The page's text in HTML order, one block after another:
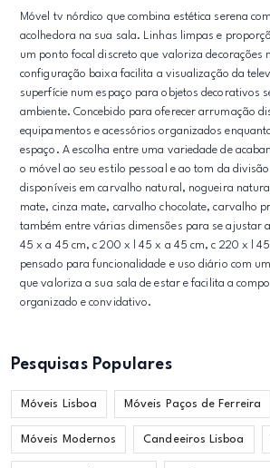
Móvel tv nórdico que combina estética serena
acolhedora na sua sala. Linhas limpas e
um ponto focal discreto que valoriza decorações
configuração baixa facilita a visualização da
superfície num espaço para objetos decorativos
ambiente. Concebido para oferecer arrumação
equipamentos e acessórios organizados
espaço. A escolha entre uma variedade de
o móvel ao seu estilo pessoal e ao tom da
disponíveis em carvalho natural, nogueira
mate, cinza mate, carvalho chocolate, carvalho
também entre várias dimensões para se ajustar
45 x a 45 cm, c 200 x l 45 x a 45 cm, c 220 x l
pensado para funcionalidade e uso diário com
que valoriza a sua sala de estar e facilita a
organizado e convidativo.
Pesquisas Populares
Móveis Lisboa Móveis Paços de Ferreira
Móveis Modernos Candeeiros Lisboa